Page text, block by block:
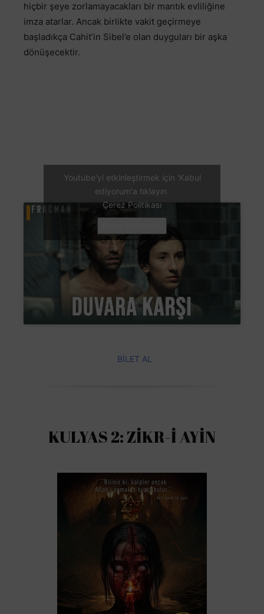
hiçbir şeye zorlamayacakları bir mantık evliliğine
imza atarlar. Ancak birlikte vakit geçirmeye
başladıkça Cahit’in Sibel’e olan duyguları bir aşka
dönüşecektir.
Youtube'yi etkinleştirmek için 'Kabul
ediyorum'a tıklayın
Çerez Politikası
BİLET AL
KULYAS 2: ZİKR-İ AYİN